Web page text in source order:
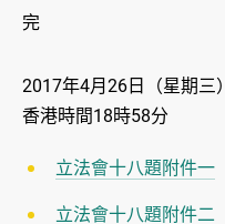
完
2017年4月26日（星期三）
香港時間18時58分
立法會十八題附件一
立法會十八題附件二